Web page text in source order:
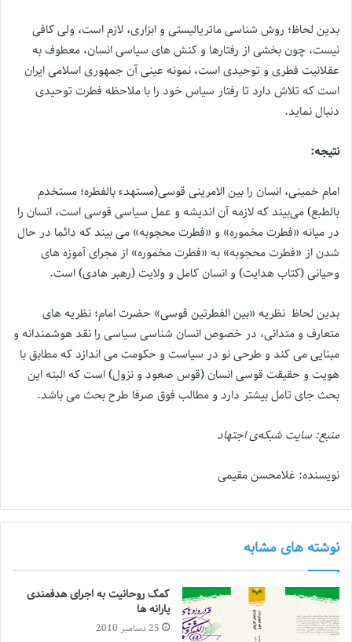
بدین لحاظ؛ روش شناسی ماتریالیستی و ابزاری، لازم است، ولی کافی
نیست، چون بخشی از رفتارها و کنش های سیاسی انسان، معطوف به
عقلانیت فطری و توحیدی است، نمونه عینی آن جمهوری اسلامی ایران
است که تلاش دارد تا رفتار سیاس خود را با ملاحظه فطرت توحیدی
دنبال نماید.
نتیجه:
امام خمینی، انسان را بین الامرینی قوسی(مستهدء بالفطره؛ مستخدم
بالطبع) می‌بیند که لازمه آن اندیشه و عمل سیاسی قوسی است، انسان را
در میانه «فطرت مخموره» و «فطرت محجوبه» می بیند که دائما در حال
شدن از «فطرت محجوبه» به «فطرت مخموره» از مجرای آموزه های
وحیانی (کتاب هدایت) و انسان کامل و ولایت (رهبر هادی) است.
بدین لحاظ نظریه «بین الفطرتین قوسی» حضرت امام؛ نظریه های
متعارف و متدانی، در خصوص انسان شناسی سیاسی را نقد هوشمندانه و
مبنایی می کند و طرحی نو در سیاست و حکومت می اندازد که مطابق با
هویت و حقیقت قوسی انسان (قوس صعود و نزول) است که البته این
بحث جای تامل بیشتر دارد و مطالب فوق صرفا طرح بحث می باشد.
منبع: سایت شبکه‌ی اجتهاد
نویسنده: غلامحسن مقیمی
نوشته های مشابه
کمک روحانیت به اجرای هدفمندی
یارانه ها
25 دسامبر 2010